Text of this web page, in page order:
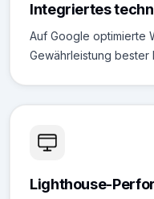
Integriertes
Auf Google optimierte
Gewährleistung bester
Lighthouse-